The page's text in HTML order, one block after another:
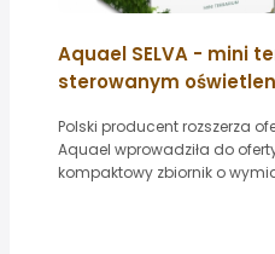
Aquael SELVA - mini
sterowanym
Polski producent rozszerza
Aquael wprowadziła do
kompaktowy zbiornik o